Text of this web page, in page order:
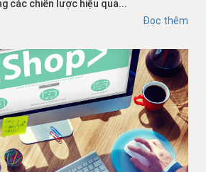
các chiến lược hiệu quả...
Đọc thêm